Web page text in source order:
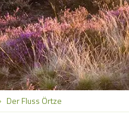
Der Fluss Örtze